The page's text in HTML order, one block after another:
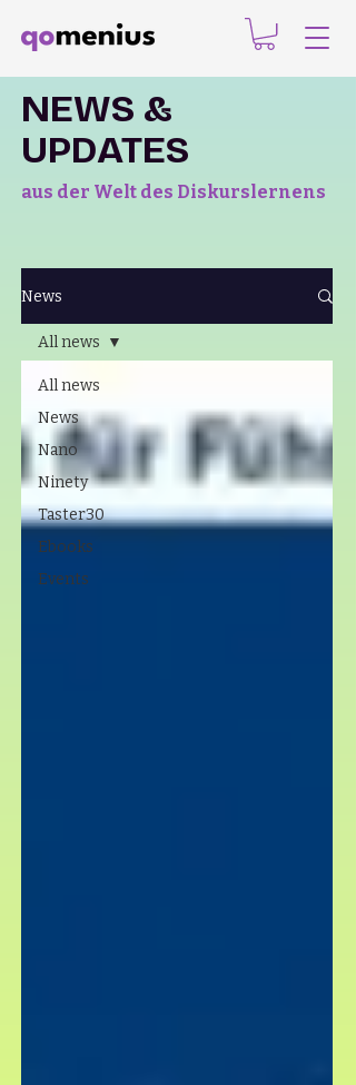
NEWS &
UPDATES
aus der Welt des Diskurslernens
News
All news
News
Nano
Ninety
Taster30
Ebooks
Events
All news